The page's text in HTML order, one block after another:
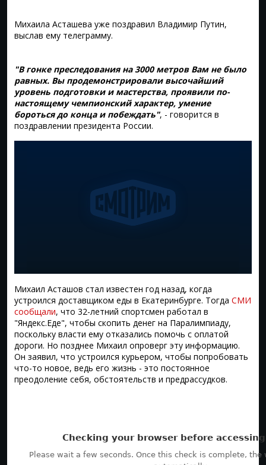
Михаила Асташева уже поздравил Владимир Путин,
выслав ему телеграмму.
"В гонке преследования на 3000 метров Вам не было
равных. Вы продемонстрировали высочайший
уровень подготовки и мастерства, проявили по-
настоящему чемпионский характер, умение
бороться до конца и побеждать", - говорится в
поздравлении президента России.
Михаил Асташов стал известен год назад, когда
устроился доставщиком еды в Екатеринбурге. Тогда СМИ
сообщали, что 32-летний спортсмен работал в
"Яндекс.Еде", чтобы скопить денег на Паралимпиаду,
поскольку власти ему отказались помочь с оплатой
дороги. Но позднее Михаил опроверг эту информацию.
Он заявил, что устроился курьером, чтобы попробовать
что-то новое, ведь его жизнь - это постоянное
преодоление себя, обстоятельств и предрассудков.